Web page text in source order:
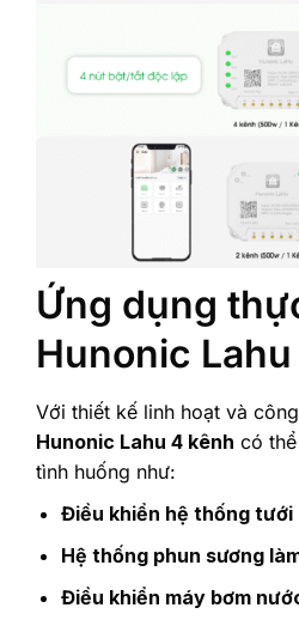
Ứng dụng
Hunonic
Với thiết kế linh hoạt và
Hunonic Lahu 4 kênh có
tình huống như:
Điều khiển hệ thống tưới
Hệ thống phun sương
Điều khiển máy bơm